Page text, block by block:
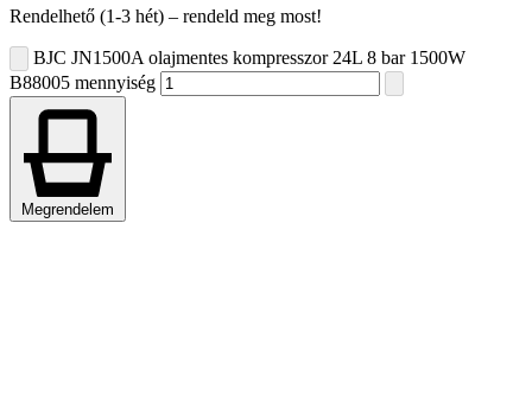
Rendelhető (1-3 hét) – rendeld meg most!
BJC JN1500A olajmentes kompresszor 24L 8 bar 1500W
B88005 mennyiség
Megrendelem